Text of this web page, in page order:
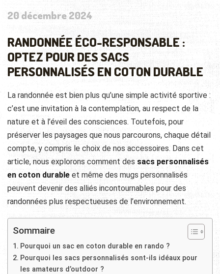
20 décembre 2024
RANDONNÉE ÉCO-RESPONSABLE :
OPTEZ POUR DES SACS
PERSONNALISÉS EN COTON DURABLE
La randonnée est bien plus qu’une simple activité sportive :
c’est une invitation à la contemplation, au respect de la
nature et à l’éveil des consciences. Toutefois, pour
préserver les paysages que nous parcourons, chaque détail
compte, y compris le choix de nos accessoires. Dans cet
article, nous explorons comment des sacs personnalisés
en coton durable et même des mugs personnalisés
peuvent devenir des alliés incontournables pour des
randonnées plus respectueuses de l’environnement.
Sommaire
Pourquoi un sac en coton durable en rando ?
Pourquoi les sacs personnalisés sont-ils idéaux pour
les amateurs d’outdoor ?